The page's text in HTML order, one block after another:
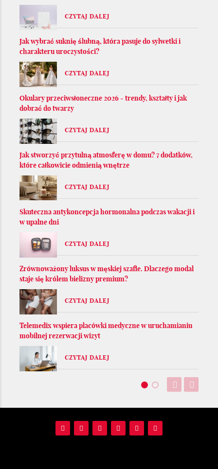
CZYTAJ DALEJ
Jak wybrać suknię ślubną, która pasuje do sylwetki i
charakteru uroczystości?
CZYTAJ DALEJ
Okulary przeciwsłoneczne 2026 - trendy, kształty i jak
dobrać do twarzy
CZYTAJ DALEJ
Jak stworzyć przytulną atmosferę w domu? 7 dodatków,
które całkowicie odmienią wnętrze
CZYTAJ DALEJ
Skuteczna antykoncepcja hormonalna podczas wakacji i
w upalne dni
CZYTAJ DALEJ
Zrównoważony luksus w męskiej szafie. Dlaczego modal
staje się królem bielizny premium?
CZYTAJ DALEJ
Telemedix wspiera placówki medyczne w uruchamianiu
mobilnej rezerwacji wizyt
CZYTAJ DALEJ